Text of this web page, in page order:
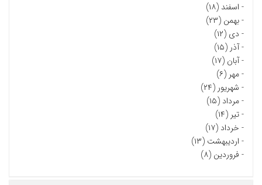
- اسفند (۱۸)
-بهمن (۲۳)
- دی (۱۲)
-آذر (۱۵)
-آبان (۱۷)
-مهر (۶)
- شهریور (۲۴)
-مرداد (۱۵)
-تیر (۱۴)
- خرداد (۱۷)
- اردیبهشت (۱۳)
- فروردین (۸)